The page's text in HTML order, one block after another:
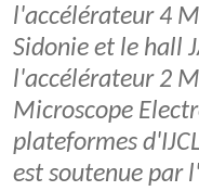
l'accélérateur 4
Sidonie et le hall
l'accélérateur 2
Microscope
plateformes
est soutenue par